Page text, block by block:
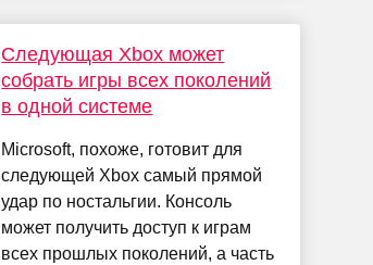
Следующая Xbox может
собрать игры всех поколений
в одной системе
Microsoft, похоже, готовит для
следующей Xbox самый прямой
удар по ностальгии. Консоль
может получить доступ к играм
всех прошлых поколений, а часть